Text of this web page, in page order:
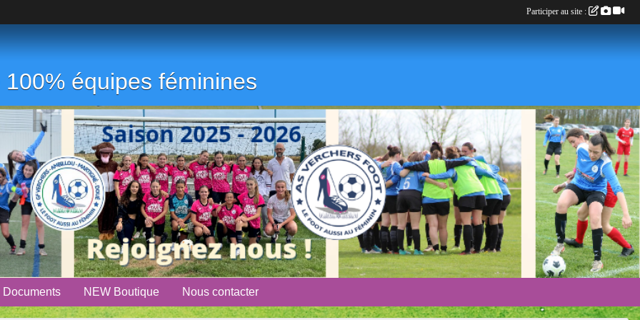
équipes féminines
Documents NEW Boutique Nous contacter
Participer au site :